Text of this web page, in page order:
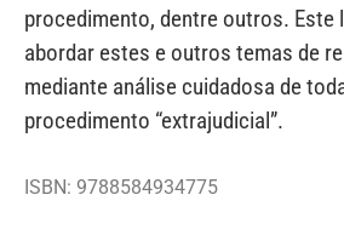
procedimento, dentre outros. Este
abordar estes e outros temas de
mediante análise cuidadosa de
procedimento “extrajudicial”.
ISBN: 9788584934775